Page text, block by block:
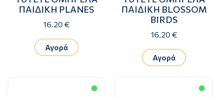
ΠΑΙΔΙΚΗ PLANES
16.20 €
Αγορά
ΠΑΙΔΙΚΗ BLOSSOM
BIRDS
16.20 €
Αγορά